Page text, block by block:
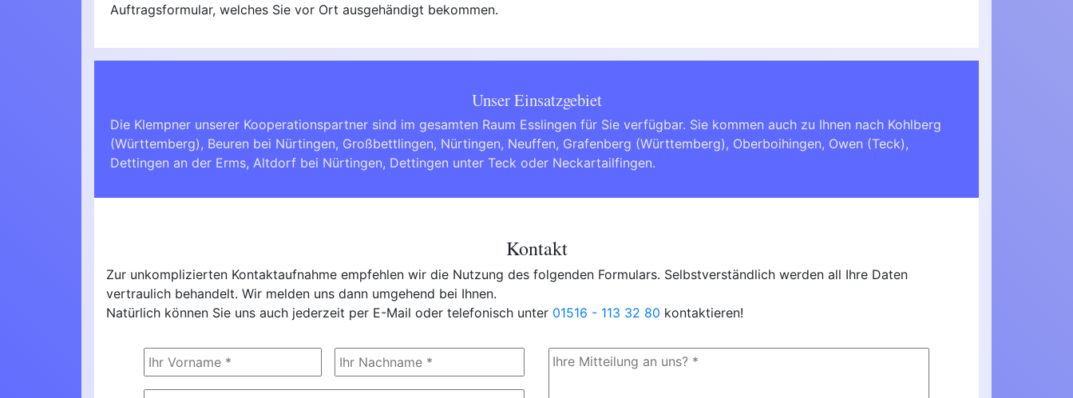
Auftragsformular, welches Sie vor Ort ausgehändigt bekommen.
Unser Einsatzgebiet
Die Klempner unserer Kooperationspartner sind im gesamten Raum Esslingen für Sie verfügbar. Sie kommen auch zu Ihnen nach Kohlberg
(Württemberg) , Beuren bei Nürtingen, Großbettlingen, Nürtingen, Neuffen, Grafenberg (Württemberg) , Oberboihingen, Owen (Teck) ,
Dettingen an der Erms, Altdorf bei Nürtingen, Dettingen unter Teck oder Neckartailfingen.
Kontakt
Zur unkomplizierten Kontaktaufnahme empfehlen wir die Nutzung des folgenden Formulars. Selbstverständlich werden all Ihre Daten
vertraulich behandelt. Wir melden uns dann umgehend bei Ihnen.
Natürlich können Sie uns auch jederzeit per E-Mail oder telefonisch unter 01516 - 113 32 80 kontaktieren!